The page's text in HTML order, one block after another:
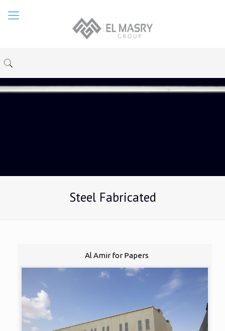
Steel Fabricated
Al Amir for Papers